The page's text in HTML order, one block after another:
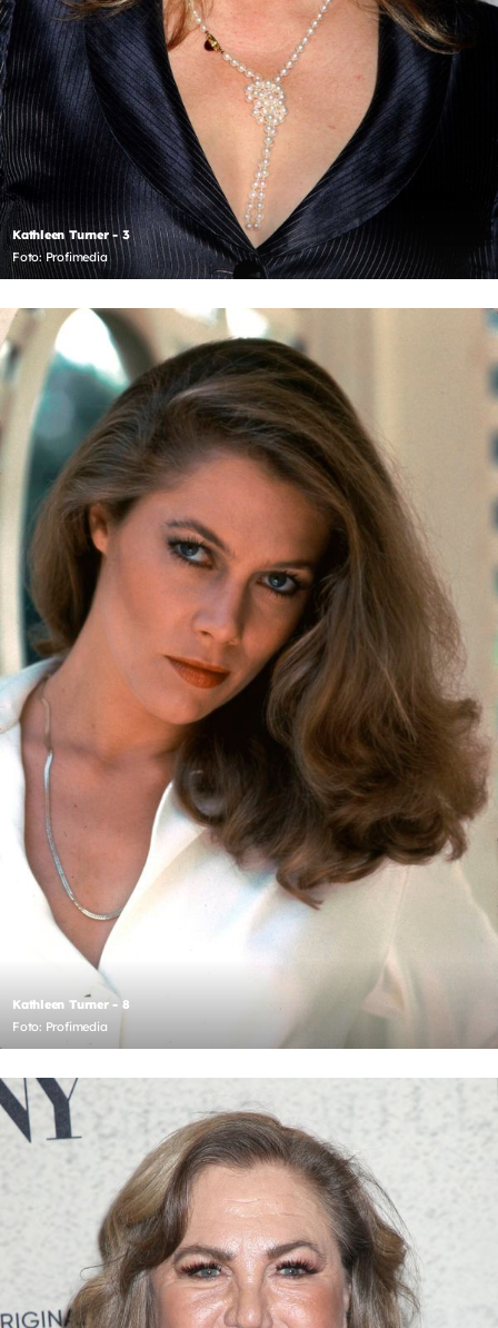
Kathleen Turner - 3
Foto: Profimedia
Kathleen Turner - 8
Foto: Profimedia